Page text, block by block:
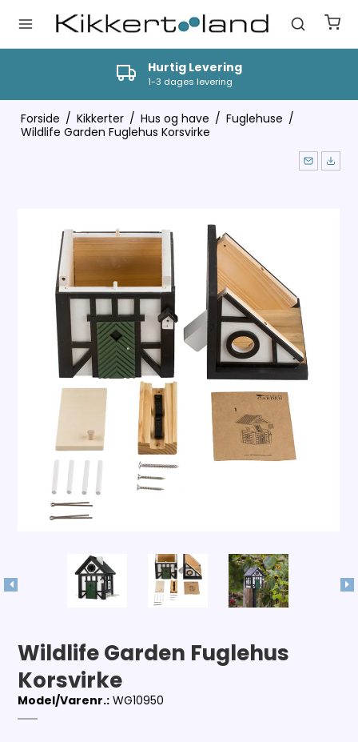
Vi tilbyder professionel vejledning
Ring til os på tlf 9630 3409
Forside / Kikkerter / Hus og have / Fuglehuse /
Wildlife Garden Fuglehus Korsvirke
Wildlife Garden Fuglehus
Korsvirke
Model/Varenr.: WG10950